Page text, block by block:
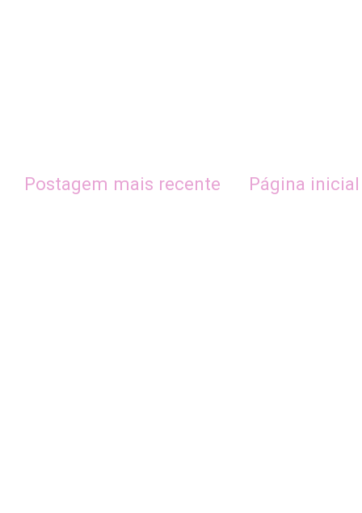
Postagem mais recente Página inicial